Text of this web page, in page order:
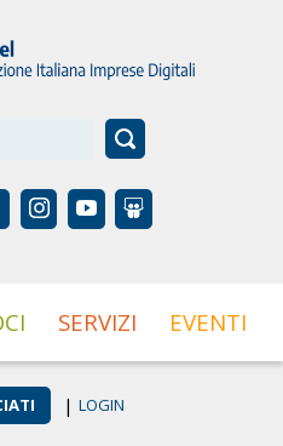
SERVIZI EVENTI
| LOGIN